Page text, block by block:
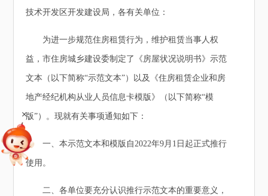
技术开发区开发建设局，各有关单位：
为进一步规范住房租赁行为，维护租赁当事人权
益，市住房城乡建设委制定了《房屋状况说明书》示范
文本（以下简称“示范文本”）以及《住房租赁企业和房
地产经纪机构从业人员信息卡模版》（以下简称“模
版”）。现就有关事项通知如下：
一、本示范文本和模版自2022年9月1日起正式推行
使用。
二、各单位要充分认识推行示范文本的重要意义，
+